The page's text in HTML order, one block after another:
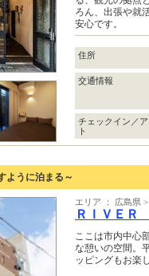
ろん、出張や就
安心です。
住所
交通情報
チェックイン／
ト
ように泊まる～
エリア ： 広島県
ＲＩＶＥＲ
ここは市内中心
な憩いの空間。
ッピングもお楽